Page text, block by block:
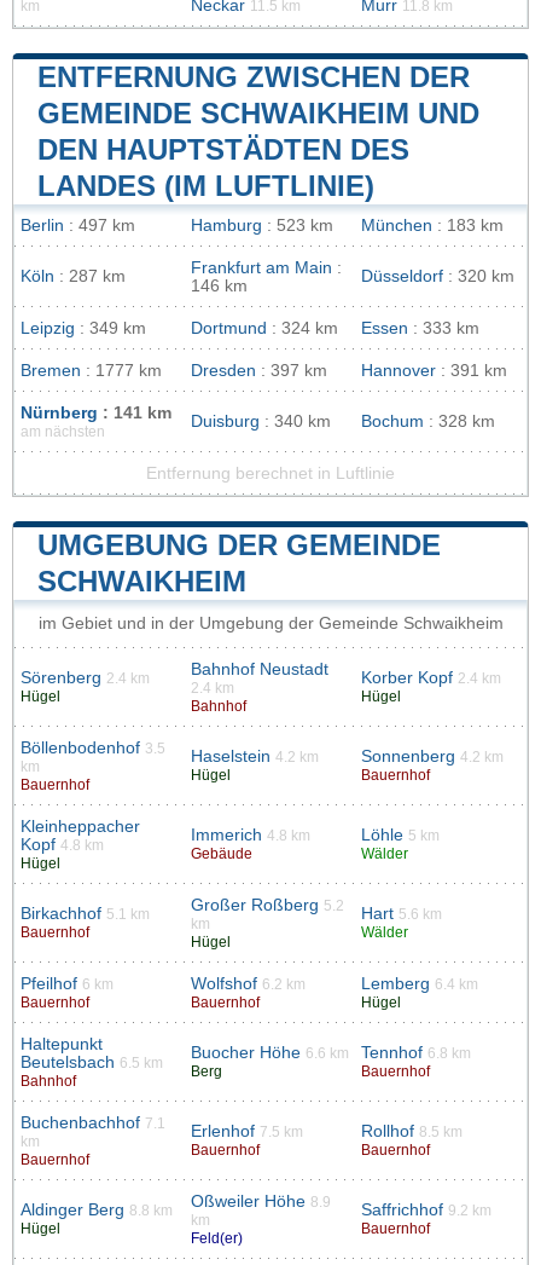
km
Neckar 11.5 km
Murr 11.8 km
ENTFERNUNG ZWISCHEN DER
GEMEINDE SCHWAIKHEIM UND
DEN HAUPTSTÄDTEN DES
LANDES (IM LUFTLINIE)
Berlin : 497 km Hamburg : 523 km München : 183 km
Köln : 287 km Frankfurt am Main :
146 km
Düsseldorf : 320 km
Leipzig : 349 km Dortmund : 324 km Essen : 333 km
Bremen : 1777 km Dresden : 397 km Hannover : 391 km
Nürnberg : 141 km
am nächsten
Duisburg : 340 km Bochum : 328 km
Entfernung berechnet in Luftlinie
UMGEBUNG DER GEMEINDE
SCHWAIKHEIM
im Gebiet und in der Umgebung der Gemeinde Schwaikheim
Sörenberg 2.4 km
Hügel
Bahnhof Neustadt
2.4 km
Bahnhof
Korber Kopf 2.4 km
Hügel
Böllenbodenhof 3.5
km
Bauernhof
Haselstein 4.2 km
Hügel
Sonnenberg 4.2 km
Bauernhof
Kleinheppacher
Kopf 4.8 km
Hügel
Immerich 4.8 km
Gebäude
Löhle 5 km
Wälder
Birkachhof 5.1 km
Bauernhof
Großer Roßberg 5.2
km
Hügel
Hart 5.6 km
Wälder
Pfeilhof 6 km
Bauernhof
Wolfshof 6.2 km
Bauernhof
Lemberg 6.4 km
Hügel
Haltepunkt
Beutelsbach 6.5 km
Bahnhof
Buocher Höhe 6.6 km
Berg
Tennhof 6.8 km
Bauernhof
Buchenbachhof 7.1
km
Bauernhof
Erlenhof 7.5 km
Bauernhof
Rollhof 8.5 km
Bauernhof
Aldinger Berg 8.8 km
Hügel
Oßweiler Höhe 8.9
km
Feld(er)
Saffrichhof 9.2 km
Bauernhof